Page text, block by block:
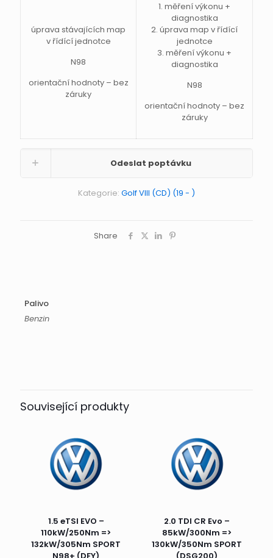
úprava stávajících map
v řídící jednotce
N98
orientační hodnoty – bez
záruky
1. měření výkonu +
diagnostika
2. úprava map v řídící
jednotce
3. měření výkonu +
diagnostika
N98
orientační hodnoty – bez
záruky
Odeslat poptávku
Kategorie: Golf VIII (CD) (19 - )
Share
Palivo
Benzin
Související produkty
1.5 eTSI EVO –
110kW/250Nm =>
132kW/305Nm SPORT
2.0 TDI CR Evo –
85kW/300Nm =>
130kW/350Nm SPORT